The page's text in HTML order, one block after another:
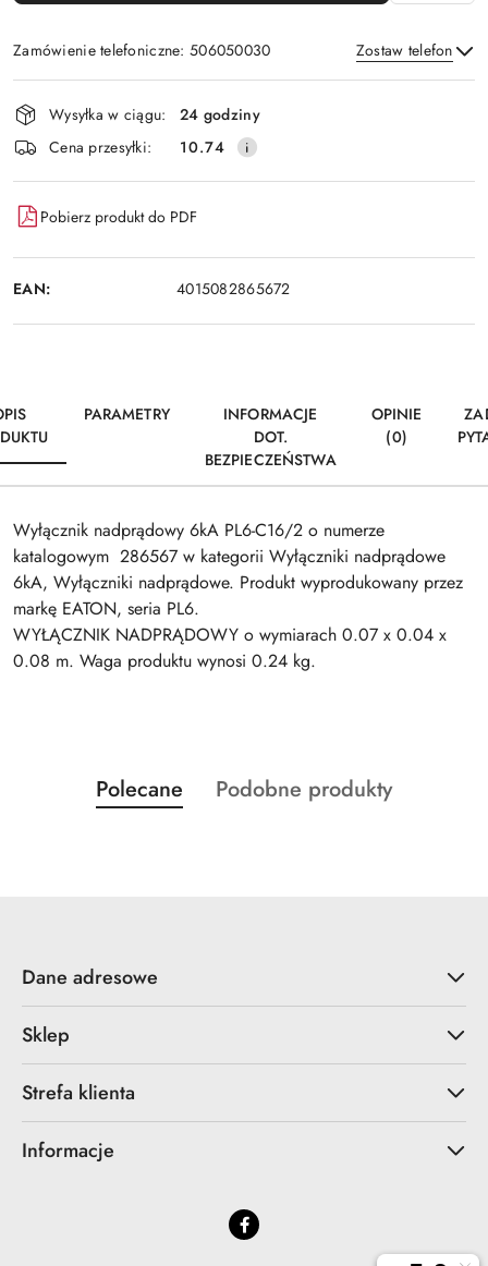
Zamówienie telefoniczne: 506050030 Zostaw telefon
Wyślij
Dostępność
i
dostawa
Wysyłka w ciągu:
24 godziny
Cena przesyłki:
10.74
Pobierz produkt do PDF
EAN: 4015082865672
PARAMETRY
INFORMACJE
DOT.
BEZPIECZEŃSTWA
OPINIE
(0)
Wyłącznik nadprądowy 6kA PL6-C16/2 o numerze
katalogowym 286567 w kategorii Wyłączniki nadprądowe
6kA, Wyłączniki nadprądowe. Produkt wyprodukowany przez
markę EATON, seria PL6.
WYŁĄCZNIK NADPRĄDOWY o wymiarach 0.07 x 0.04 x
0.08 m. Waga produktu wynosi 0.24 kg.
Pomiń karuzelę produktów
Produkty
o
Polecane
Produkty
Podobne produkty
Dane adresowe
Sklep
Strefa klienta
Informacje